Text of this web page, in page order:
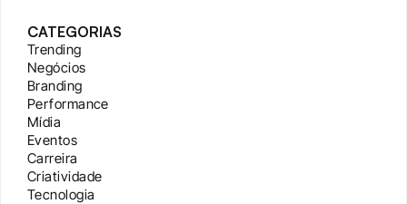
CATEGORIAS
Trending
Negócios
Branding
Performance
Mídia
Eventos
Carreira
Criatividade
Tecnologia